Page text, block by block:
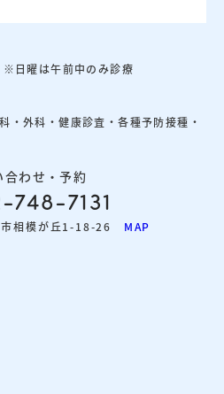
※日曜は午前中のみ診療
・外科・健康診査・各種予防接種・
合わせ・予約
748-7131
相模が丘1-18-26 MAP